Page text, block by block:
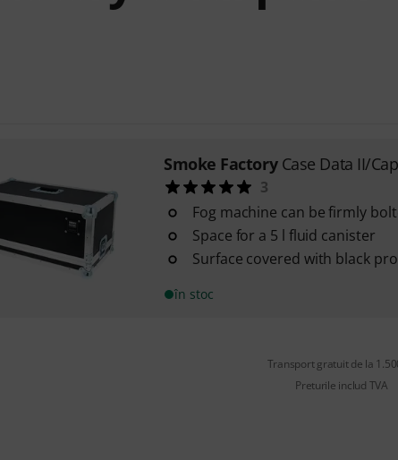
Smoke Factory Case Data II/
3
Fog machine can be firmly
Space for a 5 l fluid canister
Surface covered with black
în stoc
Transport gratuit de la
Preturile includ TVA